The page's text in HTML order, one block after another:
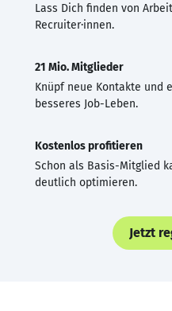
Lass Dich finden von
Recruiter·innen.
21 Mio. Mitglieder
Knüpf neue Kontakte und
besseres Job-Leben.
Kostenlos profitieren
Schon als Basis-Mitglied
deutlich optimieren.
Jetzt